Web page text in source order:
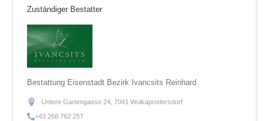
Zuständiger Bestatter
Bestattung Eisenstadt Bezirk Ivancsits Reinhard
Untere Gartengasse 24, 7041 Wulkaprodersdorf
+43 268 762 257